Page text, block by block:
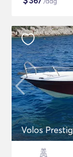
Volos